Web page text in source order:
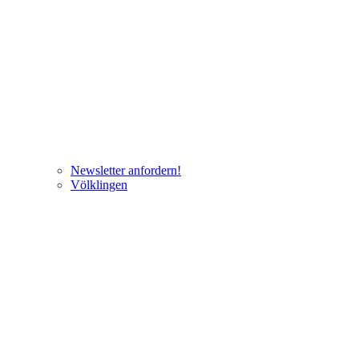
Newsletter anfordern!
Völklingen